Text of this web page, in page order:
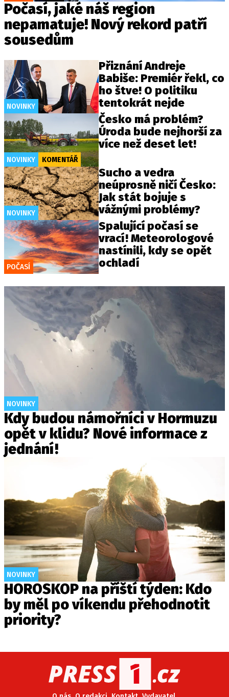
Počasí, jaké náš region
nepamatuje! Nový rekord patří
sousedům
NOVINKY
Přiznání Andreje
Babiše: Premiér řekl, co
ho štve! O politiku
tentokrát nejde
NOVINKY KOMENTÁŘ
Česko má problém?
Úroda bude nejhorší za
více než deset let!
NOVINKY
Sucho a vedra
neúprosně ničí Česko:
Jak stát bojuje s
vážnými problémy?
POČASÍ
Spalující počasí se
vrací! Meteorologové
nastínili, kdy se opět
ochladí
NOVINKY
Kdy budou námořníci v Hormuzu
opět v klidu? Nové informace z
jednání!
NOVINKY
HOROSKOP na příští týden: Kdo
by měl po víkendu přehodnotit
priority?